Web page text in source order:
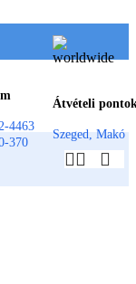
4463
370
Átvételi
Szeged, Makó